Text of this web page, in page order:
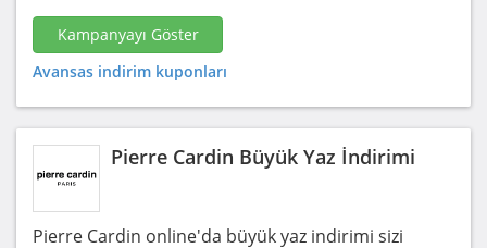
Kampanyayı Göster
Avansas indirim kuponları
Pierre Cardin Büyük Yaz İndirimi
Pierre Cardin online'da büyük yaz indirimi sizi